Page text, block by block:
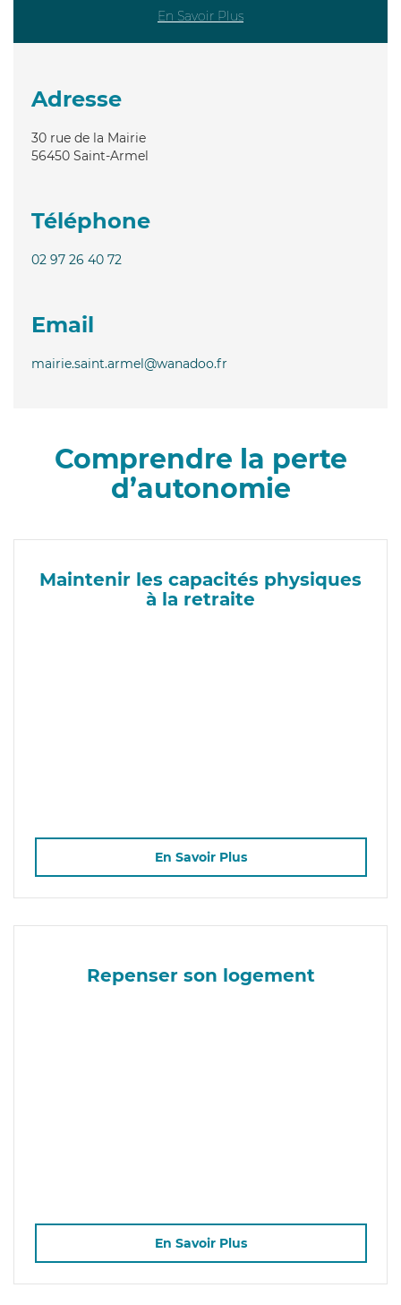
En Savoir Plus
Adresse
30 rue de la Mairie
56450 Saint-Armel
Téléphone
02 97 26 40 72
Email
mairie.saint.armel@wanadoo.fr
Comprendre la perte
d’autonomie
Maintenir les capacités physiques
à la retraite
En Savoir Plus
Repenser son logement
En Savoir Plus